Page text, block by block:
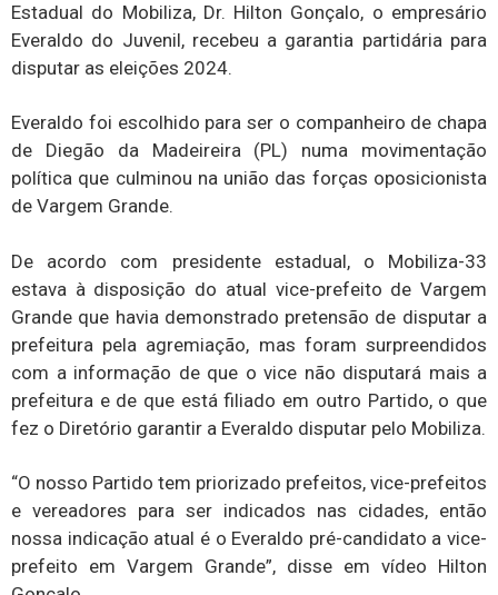
Estadual do Mobiliza, Dr. Hilton Gonçalo, o empresário
Everaldo do Juvenil, recebeu a garantia partidária para
disputar as eleições 2024.
Everaldo foi escolhido para ser o companheiro de chapa
de Diegão da Madeireira (PL) numa movimentação
política que culminou na união das forças oposicionista
de Vargem Grande.
De acordo com presidente estadual, o Mobiliza-33
estava à disposição do atual vice-prefeito de Vargem
Grande que havia demonstrado pretensão de disputar a
prefeitura pela agremiação, mas foram surpreendidos
com a informação de que o vice não disputará mais a
prefeitura e de que está filiado em outro Partido, o que
fez o Diretório garantir a Everaldo disputar pelo Mobiliza.
“O nosso Partido tem priorizado prefeitos, vice-prefeitos
e vereadores para ser indicados nas cidades, então
nossa indicação atual é o Everaldo pré-candidato a vice-
prefeito em Vargem Grande”, disse em vídeo Hilton